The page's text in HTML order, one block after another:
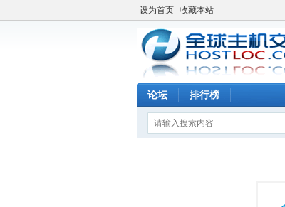
设为首页 收藏本站
论坛 排行榜